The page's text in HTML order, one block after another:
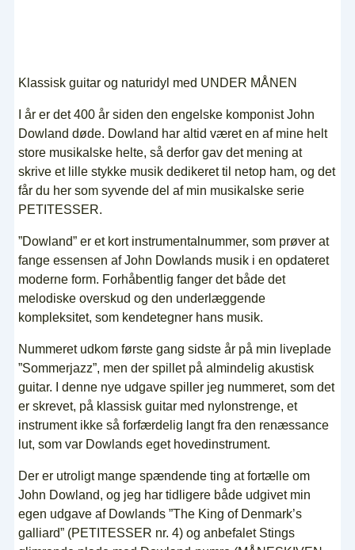
Klassisk guitar og naturidyl med UNDER MÅNEN
I år er det 400 år siden den engelske komponist John
Dowland døde. Dowland har altid været en af mine helt
store musikalske helte, så derfor gav det mening at
skrive et lille stykke musik dedikeret til netop ham, og det
får du her som syvende del af min musikalske serie
PETITESSER.
”Dowland” er et kort instrumentalnummer, som prøver at
fange essensen af John Dowlands musik i en opdateret
moderne form. Forhåbentlig fanger det både det
melodiske overskud og den underlæggende
kompleksitet, som kendetegner hans musik.
Nummeret udkom første gang sidste år på min liveplade
”Sommerjazz”, men der spillet på almindelig akustisk
guitar. I denne nye udgave spiller jeg nummeret, som det
er skrevet, på klassisk guitar med nylonstrenge, et
instrument ikke så forfærdelig langt fra den renæssance
lut, som var Dowlands eget hovedinstrument.
Der er utroligt mange spændende ting at fortælle om
John Dowland, og jeg har tidligere både udgivet min
egen udgave af Dowlands ”The King of Denmark’s
galliard” (PETITESSER nr. 4) og anbefalet Stings